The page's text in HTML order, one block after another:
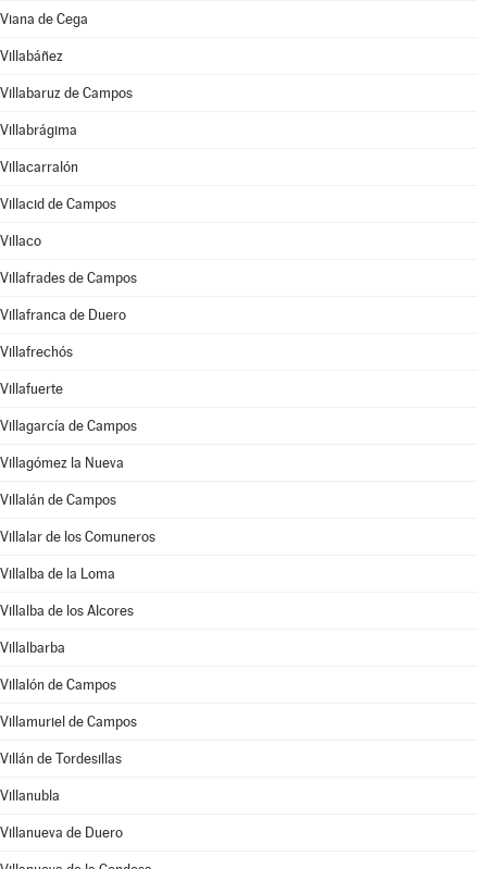
Viana de Cega
Villabáñez
Villabaruz de Campos
Villabrágima
Villacarralón
Villacid de Campos
Villaco
Villafrades de Campos
Villafranca de Duero
Villafrechós
Villafuerte
Villagarcía de Campos
Villagómez la Nueva
Villalán de Campos
Villalar de los Comuneros
Villalba de la Loma
Villalba de los Alcores
Villalbarba
Villalón de Campos
Villamuriel de Campos
Villán de Tordesillas
Villanubla
Villanueva de Duero